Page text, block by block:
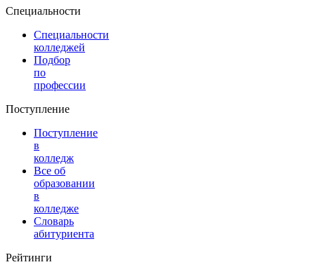
Специальности
Специальности
колледжей
Подбор
по
профессии
Поступление
Поступление
в
колледж
Все об
образовании
в
колледже
Словарь
абитуриента
Рейтинги